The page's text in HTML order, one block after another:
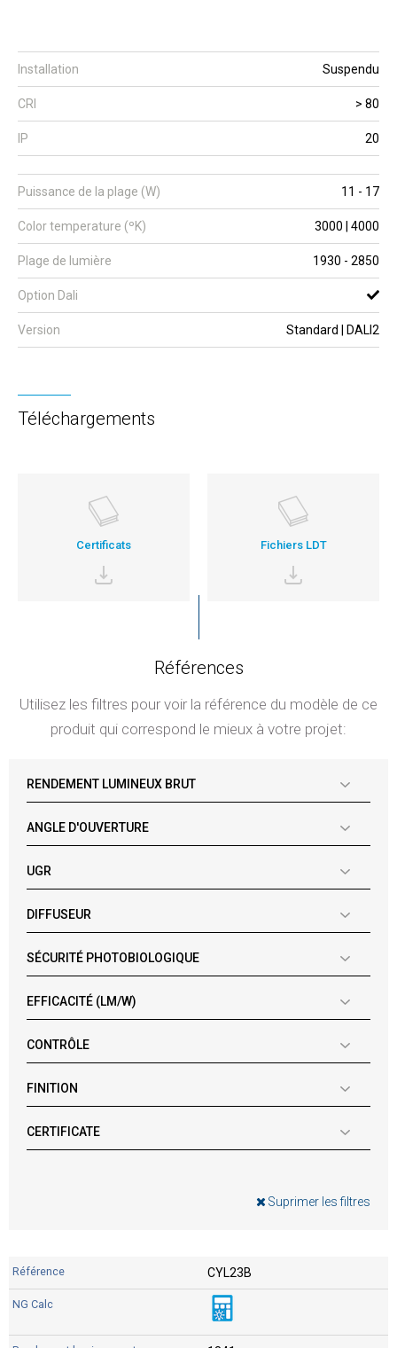
Installation Suspendu
CRI > 80
IP 20
Puissance de la plage (W) 11 - 17
Color temperature (ºK) 3000 | 4000
Plage de lumière 1930 - 2850
Option Dali
Version Standard | DALI2
Téléchargements
Certificats Fichiers LDT
Références
Utilisez les filtres pour voir la référence du modèle de ce
produit qui correspond le mieux à votre projet:
Suprimer les filtres
RENDEMENT LUMINEUX BRUT
ANGLE D'OUVERTURE
UGR
DIFFUSEUR
SÉCURITÉ PHOTOBIOLOGIQUE
EFFICACITÉ (LM/W)
CONTRÔLE
FINITION
CERTIFICATE
CYL23B